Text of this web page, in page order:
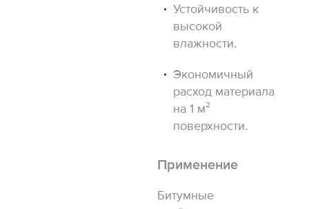
Устойчивость к
высокой
влажности.
Экономичный
расход материала
на 1 м²
поверхности.
Применение
Битумные